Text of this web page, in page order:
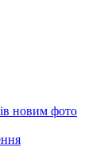
новим фото